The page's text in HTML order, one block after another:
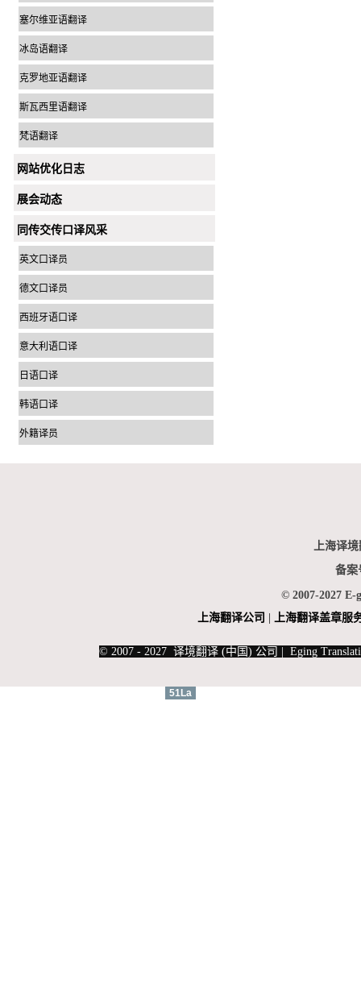
塞尔维亚语翻译
冰岛语翻译
克罗地亚语翻译
斯瓦西里语翻译
梵语翻译
网站优化日志
展会动态
同传交传口译风采
英文口译员
德文口译员
西班牙语口译
意大利语口译
日语口译
韩语口译
外籍译员
上海译
备案
© 2007-2027 E-
上海翻译公司 上海翻译盖章服
© 2007 - 2027 译境翻译 (中国) 公司 | Eging
51La